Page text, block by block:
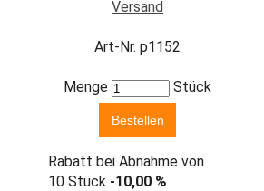
Versand
Art-Nr. p1152
Menge Stück
Rabatt bei Abnahme von
10 Stück -10,00 %